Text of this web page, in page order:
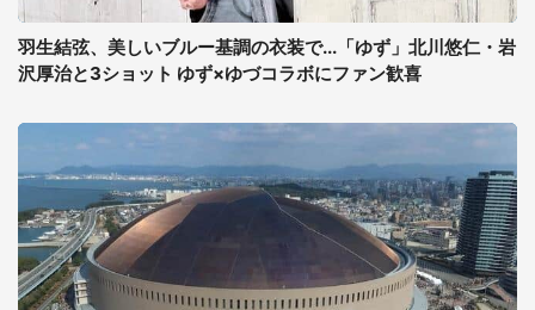
羽生結弦、美しいブルー基調の衣装で...「ゆず」北川悠仁・岩
沢厚治と3ショット ゆず×ゆづコラボにファン歓喜